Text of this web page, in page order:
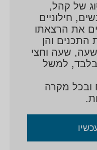
של קהל,
חילוניים
את הרצאתו
והן
שעה וחצי
45 דקות בלבד, למשל
ובכל מקרה